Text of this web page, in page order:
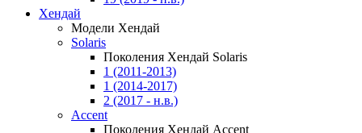
Хендай
Модели Хендай
Solaris
Поколения Хендай Solaris
1 (2011-2013)
1 (2014-2017)
2 (2017 - н.в.)
Accent
Поколения Хендай Accent